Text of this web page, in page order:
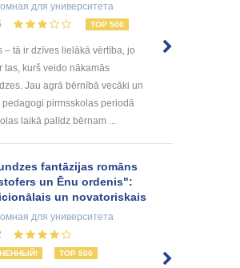
для университета
TOP 500
– tā ir dzīves lielākā vērtība, jo
tas, kurš veido nākamās
Jau agrā bērnībā vecāki un
pedagogi pirmsskolas periodā
laikā palīdz bērnam ...
fantāzijas romāns
un Ēnu ordenis":
un novatoriskais
для университета
TOP 500